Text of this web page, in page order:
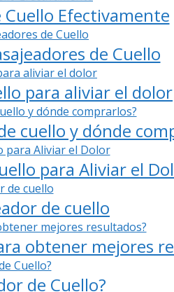
Efectivamente
de Cuello
para aliviar el dolor
cuello y dónde
para Aliviar el
de cuello
obtener mejores
de Cuello?